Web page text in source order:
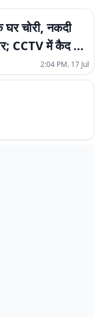
घर चोरी, नकदी
CCTV में कैद हुई
2:04 PM. 17 Jul